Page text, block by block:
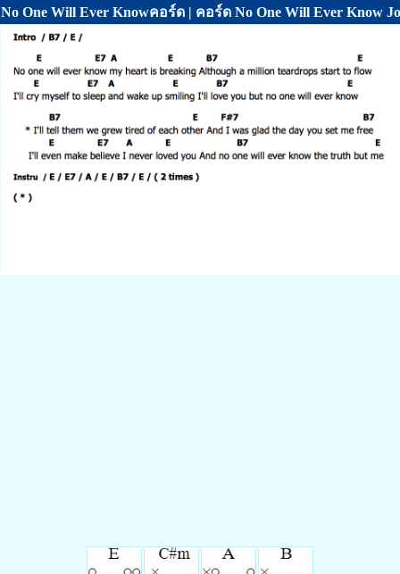
No One Will Ever Knowคอร์ด | คอร์ด No One Will Ever Know